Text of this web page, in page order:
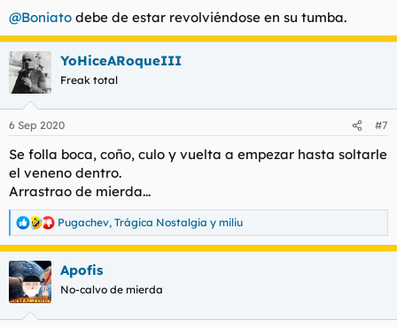
:
@Boniato debe de estar revolviéndose en su tumba.
YoHiceARoqueIII
Freak total
6 Sep 2020 #7
Se folla boca, coño, culo y vuelta a empezar hasta soltarle
el veneno dentro.
Arrastrao de mierda...
R
e
a
c
c
i
Pugachev, Trágica Nostalgia y miliu
Apofis
No-calvo de mierda